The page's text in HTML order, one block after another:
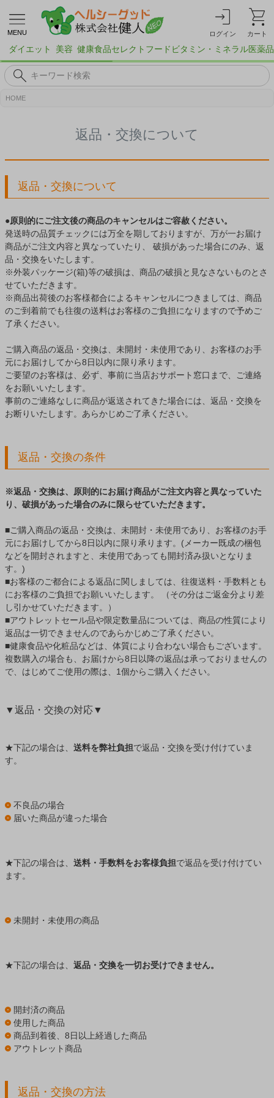
MENU ログイン カート
ダイエット 美容 健康食品セレクトフード ビタミン・ミネラル医薬品
HOME
返品・交換について
返品・交換について
●原則的にご注文後の商品のキャンセルはご容赦ください。
発送時の品質チェックには万全を期しておりますが、万が一お届け
商品がご注文内容と異なっていたり、 破損があった場合にのみ、返
品・交換をいたします。
※外装パッケージ(箱)等の破損は、商品の破損と見なさないものとさ
せていただきます。
※商品出荷後のお客様都合によるキャンセルにつきましては、商品
のご到着前でも往復の送料はお客様のご負担になりますので予めご
了承ください。
ご購入商品の返品・交換は、未開封・未使用であり、お客様のお手
元にお届けしてから8日以内に限り承ります。
ご要望のお客様は、必ず、事前に当店おサポート窓口まで、ご連絡
をお願いいたします。
事前のご連絡なしに商品が返送されてきた場合には、返品・交換を
お断りいたします。あらかじめご了承ください。
返品・交換の条件
※返品・交換は、原則的にお届け商品がご注文内容と異なっていた
り、破損があった場合のみに限らせていただきます。
■ご購入商品の返品・交換は、未開封・未使用であり、お客様のお手
元にお届けしてから8日以内に限り承ります。(メーカー既成の梱包
などを開封されますと、未使用であっても開封済み扱いとなりま
す。)
■お客様のご都合による返品に関しましては、往復送料・手数料とも
にお客様のご負担でお願いいたします。 （その分はご返金分より差
し引かせていただきます。）
■アウトレットセール品や限定数量品については、商品の性質により
返品は一切できませんのであらかじめご了承ください。
■健康食品や化粧品などは、体質により合わない場合もございます。
複数購入の場合も、お届けから8日以降の返品は承っておりませんの
で、はじめてご使用の際は、1個からご購入ください。
▼返品・交換の対応▼
★下記の場合は、 送料を弊社負担で返品・交換を受け付けていま
す。
不良品の場合
届いた商品が違った場合
★下記の場合は、 送料・手数料をお客様負担で返品を受け付けてい
ます。
未開封・未使用の商品
★下記の場合は、 返品・交換を一切お受けできません。
開封済の商品
使用した商品
商品到着後、8日以上経過した商品
アウトレット商品
返品・交換の方法